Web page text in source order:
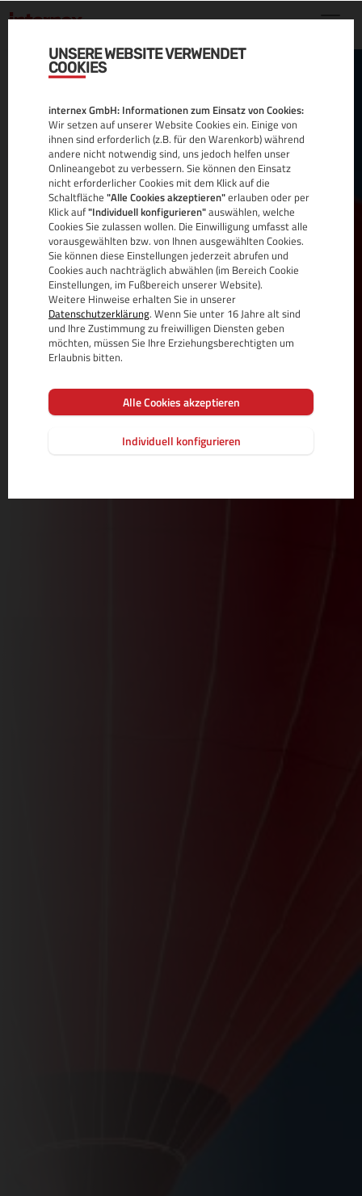
UNSERE WEBSITE VERWENDET
COOKIES
internex GmbH: Informationen zum Einsatz von Cookies:
Wir setzen auf unserer Website Cookies ein. Einige von
ihnen sind erforderlich (z.B. für den Warenkorb) während
andere nicht notwendig sind, uns jedoch helfen unser
Onlineangebot zu verbessern. Sie können den Einsatz
nicht erforderlicher Cookies mit dem Klick auf die
Schaltfläche "Alle Cookies akzeptieren"erlauben oder per
Klick auf"Individuell konfigurieren"auswählen, welche
Cookies Sie zulassen wollen. Die Einwilligung umfasst alle
vorausgewählten bzw. von Ihnen ausgewählten Cookies.
Sie können diese Einstellungen jederzeit abrufen und
Cookies auch nachträglich abwählen (im Bereich Cookie
Einstellungen, im Fußbereich unserer Website).
Weitere Hinweise erhalten Sie in unserer
Datenschutzerklärung. Wenn Sie unter 16 Jahre alt sind
und Ihre Zustimmung zu freiwilligen Diensten geben
möchten, müssen Sie Ihre Erziehungsberechtigten um
Erlaubnis bitten.
Alle Cookies akzeptieren
Individuell konfigurieren
TOMCAT SERVER
Erleben Sie leistungsstarkes Tomcat Server
Hosting:
Skalierbar, sicher und optimiert für dynamische
Webanwendungen und Unternehmenslösungen.
MEHR